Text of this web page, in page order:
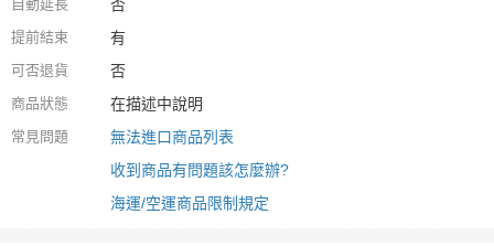
自動延長 否
提前結束 有
可否退貨 否
商品狀態 在描述中說明
常見問題
無法進口商品列表
收到商品有問題該怎麼辦?
海運/空運商品限制規定